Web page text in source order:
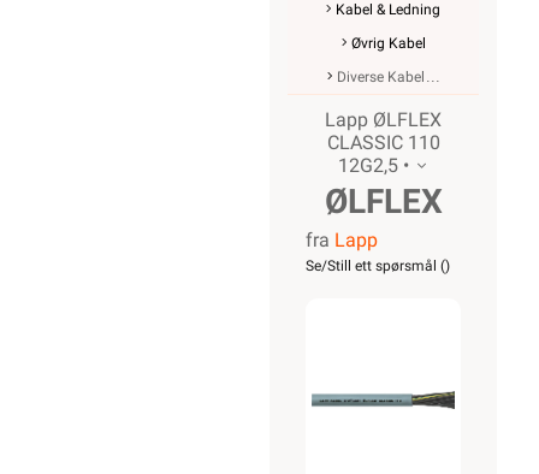
Kabel & Ledning
Øvrig Kabel
Diverse Kabel
Lapp ØLFLEX
CLASSIC 110
12G2,5 •
ØLFLEX
CLASSIC
fra Lapp
Se/Still ett spørsmål ()